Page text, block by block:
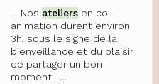
… Nos ateliers en co-
animation durent environ
3h, sous le signe de la
bienveillance et du plaisir
de partager un bon
moment. …